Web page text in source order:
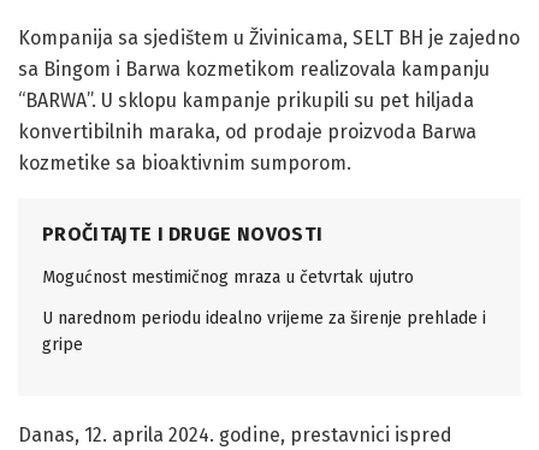
Kompanija sa sjedištem u Živinicama, SELT BH je zajedno
sa Bingom i Barwa kozmetikom realizovala kampanju
“BARWA”. U sklopu kampanje prikupili su pet hiljada
konvertibilnih maraka, od prodaje proizvoda Barwa
kozmetike sa bioaktivnim sumporom.
PROČITAJTE I DRUGE NOVOSTI
Mogućnost mestimičnog mraza u četvrtak ujutro
U narednom periodu idealno vrijeme za širenje prehlade i
gripe
Danas, 12. aprila 2024. godine, prestavnici ispred